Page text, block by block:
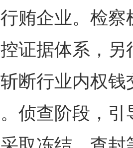
贿企业。检
证据体系，
断行业内权
侦查阶段，